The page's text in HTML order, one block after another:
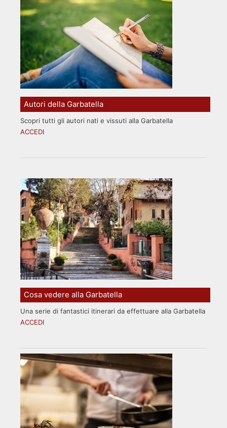
Autori della Garbatella
Scopri tutti gli autori nati e vissuti alla Garbatella
ACCEDI
Cosa vedere alla Garbatella
Una serie di fantastici itinerari da effettuare alla Garbatella
ACCEDI